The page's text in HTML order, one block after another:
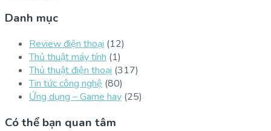
Danh mục
Review điện thoại (12)
Thủ thuật máy tính (1)
Thủ thuật điện thoại (317)
Tin tức công nghệ (80)
Ứng dụng – Game hay (25)
Có thể bạn quan tâm